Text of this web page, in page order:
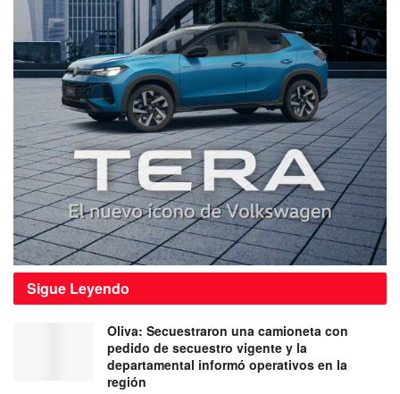
Sigue Leyendo
Oliva: Secuestraron una camioneta con
pedido de secuestro vigente y la
departamental informó operativos en la
región